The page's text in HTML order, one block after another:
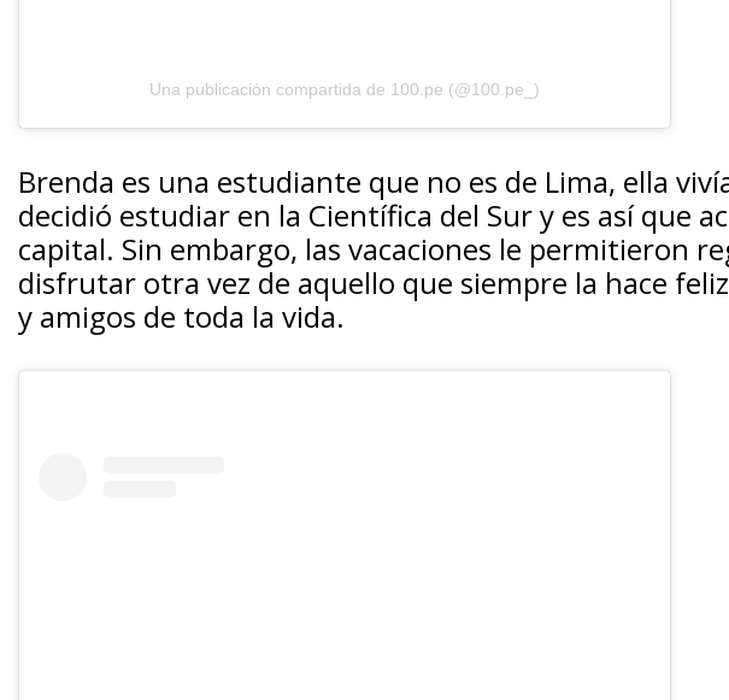
Una publicación compartida de 100.pe (@100.pe_)
Brenda es una estudiante que no es de Lima, ella
decidió estudiar en la Científica del Sur y es así que
capital. Sin embargo, las vacaciones le permitieron
disfrutar otra vez de aquello que siempre la hace
y amigos de toda la vida.